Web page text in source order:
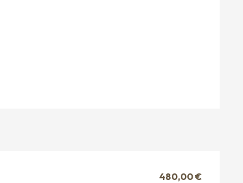
480,00 €